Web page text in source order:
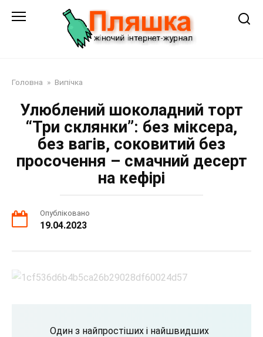
Головна » Випічка
Улюблений шоколадний торт
“Три склянки”: без міксера,
без вагів, соковитий без
просочення – смачний десерт
на кефірі
Опубліковано
19.04.2023
Один з найпростіших і найшвидших